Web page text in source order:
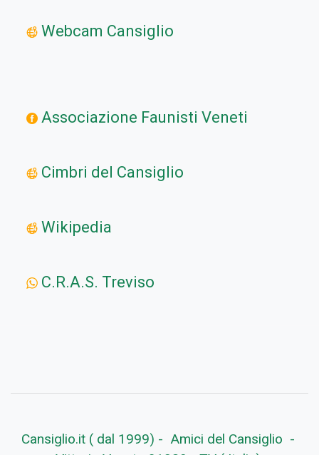
Webcam Cansiglio
Associazione Faunisti Veneti
Cimbri del Cansiglio
Wikipedia
C.R.A.S. Treviso
Cansiglio.it ( dal 1999) - Amici del Cansiglio -